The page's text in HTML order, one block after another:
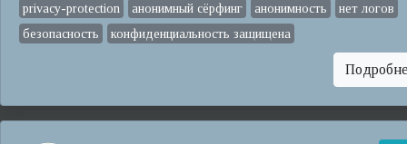
privacy-protection
анонимный сёрфинг анонимность
нет логов
безопасность
конфиденциальность защищена